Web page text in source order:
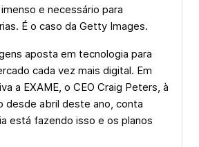
e necessário para
É o caso da Getty Images.
aposta em tecnologia para
cada vez mais digital. Em
a EXAME, o CEO Craig Peters, à
desde abril deste ano, conta
está fazendo isso e os planos